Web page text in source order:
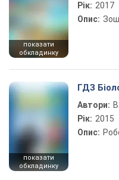
показати
обкладинку
Рік: 2017
Опис:
показати
обкладинку
ГДЗ
Автори:
Рік: 2015
Опис: